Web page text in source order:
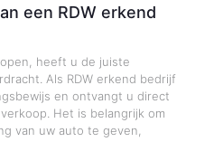
een RDW erkend
heeft u de juiste
Als RDW erkend bedrijf
en ontvangt u direct
Het is belangrijk om
van uw auto te geven,